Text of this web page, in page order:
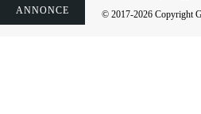
ANNONCE
ANNONCE
ANNONCE
ANNONCE
ANNONCE
ANNONCE
ANNONCE
© 2017-2026 Copyright